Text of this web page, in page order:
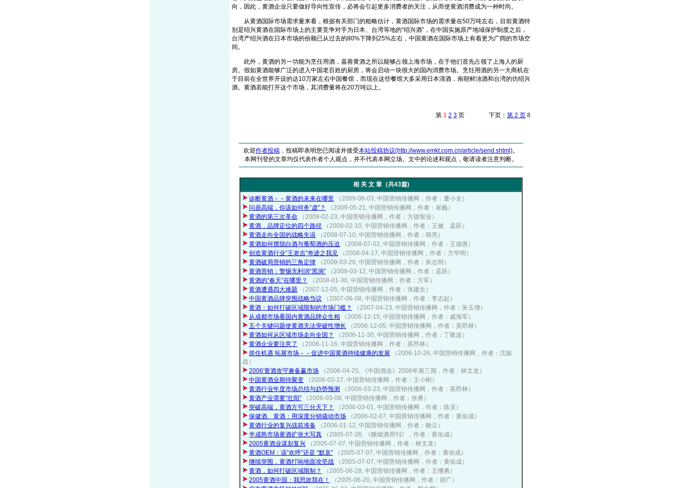
向，因此，黄酒企业只要做好导向性宣传，必将会引起更多消费者的关注，从而使黄酒消费成为一种时尚。
从黄酒国际市场需求量来看，根据有关部门的粗略估计，黄酒国际市场的需求量在50万吨左右，目前黄酒特
别是绍兴黄酒在国际市场上的主要竞争对手为日本、台湾等地的“绍兴酒”，在中国实施原产地域保护制度之后，
台湾产绍兴酒在日本市场的份额已从过去的80%下降到25%左右，中国黄酒在国际市场上有着更为广阔的市场空
间。
此外，黄酒的另一功能为烹任用酒，嘉善黄酒之所以能够占领上海市场，在于他们首先占领了上海人的厨
房。假如黄酒能够广泛的进入中国老百姓的厨房，将会启动一块很大的国内消费市场。烹饪用酒的另一大商机在
于目前在全世界开设的达10万家左右中国餐馆，而现在这些餐馆大多采用日本清酒，南朝鲜浊酒和台湾的仿绍兴
酒。黄酒若能打开这个市场，其消费量将在20万吨以上。
第 1 2 3 页 下页： 第 2 页 8
欢迎作者投稿 ，投稿即表明您已阅读并接受本站投稿协议(http://www.emkt.com.cn/article/send.shtml)。
本网刊登的文章均仅代表作者个人观点，并不代表本网立场。文中的论述和观点，敬请读者注意判断。
相 关 文 章（共43篇)
诊断黄酒－－黄酒的未来在哪里
（2009-08-03, 中国营销传播网，作者：董小全）
问鼎高端，你该如何务“虚”？
（2009-05-21, 中国营销传播网，作者：崔巍）
黄酒的第三次革命
（2009-02-23, 中国营销传播网，作者：方德智业）
黄酒，品牌定位的四个路径
（2009-02-10, 中国营销传播网，作者：王健、孟跃）
黄酒走向全国的战略失误
（2008-07-10, 中国营销传播网，作者：韩亮）
黄酒如何摆脱白酒与葡萄酒的压迫
（2008-07-02, 中国营销传播网，作者：王德惠）
创造黄酒行业“王老吉”奇迹之我见
（2008-04-17, 中国营销传播网，作者：方华明）
黄酒破局营销的三角定律
（2008-03-20, 中国营销传播网，作者：朱志明）
黄酒营销：警惕无利润“黑洞”
（2008-03-12, 中国营销传播网，作者：孟跃）
黄酒的“春天”在哪里？
（2008-01-30, 中国营销传播网，作者：方军）
黄酒遭遇四大难题
（2007-12-05, 中国营销传播网，作者：张建生）
中国黄酒品牌突围战略刍议
（2007-06-08, 中国营销传播网，作者：李志起）
黄酒：如何打破区域限制的市场门槛？
（2007-04-23, 中国营销传播网，作者：朱玉增）
从成都市场看国内黄酒品牌众生相
（2006-12-15, 中国营销传播网，作者：戚海军）
五个关键问题使黄酒无法突破性增长
（2006-12-05, 中国营销传播网，作者：英昂林）
黄酒如何从区域市场走向全国？
（2006-11-30, 中国营销传播网，作者：丁敬波）
黄酒企业要注意了
（2006-11-16, 中国营销传播网，作者：英昂林）
抓住机遇 拓展市场－－促进中国黄酒持续健康的发展
（2006-10-26, 中国营销传播网，作者：沈振
昌）
2006′黄酒攻守兼备赢市场
（2006-04-25, 《中国酒业》2006年第三期，作者：林文龙）
中国黄酒业期待聚变
（2006-03-27, 中国营销传播网，作者：王小刚）
黄酒行业年度市场总结与趋势预测
（2006-03-23, 中国营销传播网，作者：英昂林）
黄酒产业需要“壮阳”
（2006-03-08, 中国营销传播网，作者：张勇）
突破高端，黄酒方可三分天下？
（2006-03-01, 中国营销传播网，作者：陈灵）
保健酒、黄酒：用深度分销撬动市场
（2006-02-07, 中国营销传播网，作者：黄佑成）
黄酒行业的复兴战前准备
（2006-01-12, 中国营销传播网，作者：晓尘）
半成熟市场黄酒扩张大写真
（2005-07-26, 《糖烟酒周刊》，作者：黄佑成）
2005黄酒业谋划复兴
（2005-07-07, 中国营销传播网，作者：林文龙）
黄酒OEM：该“欢呼”还是 “默哀”
（2005-07-07, 中国营销传播网，作者：黄佑成）
继续突围，黄酒打响地面攻坚战
（2005-07-07, 中国营销传播网，作者：黄佑成）
黄酒，如何打破区域限制？
（2005-06-28, 中国营销传播网，作者：王继勇）
2005黄酒中国：我思故我在！
（2005-06-20, 中国营销传播网，作者：胡广）